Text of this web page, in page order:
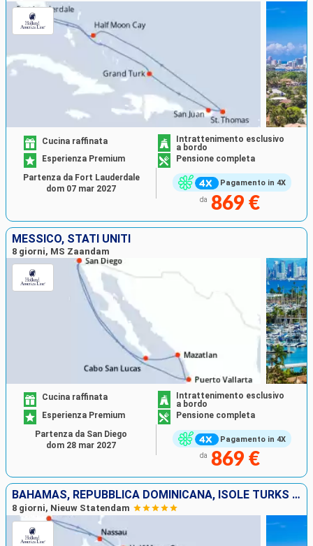
Pagamento in 4X
Cucina raffinata
Intrattenimento esclusivo
a bordo
Esperienza Premium
Pensione completa
da 869 €
Partenza da Fort Lauderdale
dom 07 mar 2027
MESSICO, STATI UNITI
8 giorni, MS Zaandam
Pagamento in 4X
Cucina raffinata
Intrattenimento esclusivo
a bordo
Esperienza Premium
Pensione completa
da 869 €
Partenza da San Diego
dom 28 mar 2027
BAHAMAS, REPUBBLICA DOMINICANA, ISOLE TURKS E CAICOS, STATI UNITI
8 giorni, Nieuw Statendam